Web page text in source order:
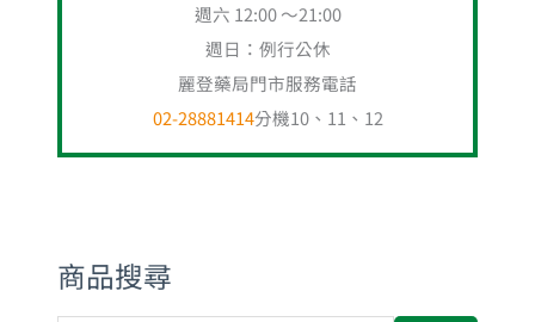
週六 12:00 ～21:00
週日：例行公休
麗登藥局門市服務電話
02-28881414分機10、11、12
商品搜尋